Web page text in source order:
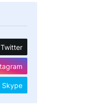
Twitter
Skype